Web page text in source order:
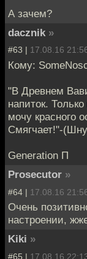
А зачем?
dacznik »
#63 | 17.08.16
Кому:
"В Древнем
напиток.
мочу красного
Смягчает!"-
Generation П
Prosecutor »
#64 | 17.08.16
Очень
настроении,
Kiki »
#65 | 17.08.16